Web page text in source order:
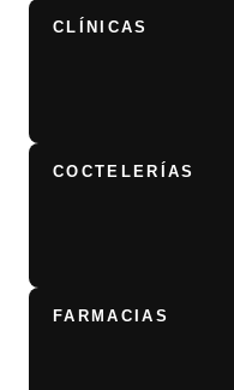
CLÍNICAS
COCTELERÍAS
FARMACIAS